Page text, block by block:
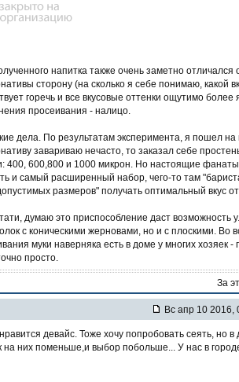
напитка также очень заметно
сторону (на сколько я себе понимаю, какой
горечь и все вкусовые оттенки ощутимо
просеивания - налицо.
дела. По результатам эксперимента, я пошел на
завариваю нечасто, то заказал себе
400, 600,800 и 1000 микрон. Но настоящие фанаты
и самый расширенный набор, чего-то там
размеров" получать оптимальный вкус
думаю это приспособление даст возможность
с коническими жерновами, но и с плоскими. Во
муки наверняка есть в доме у многих хозяек
просто.
За
Вс апр 10 2016,
девайс. Тоже хочу попробовать сеять, но
на них поменьше,и выбор побольше... У нас в